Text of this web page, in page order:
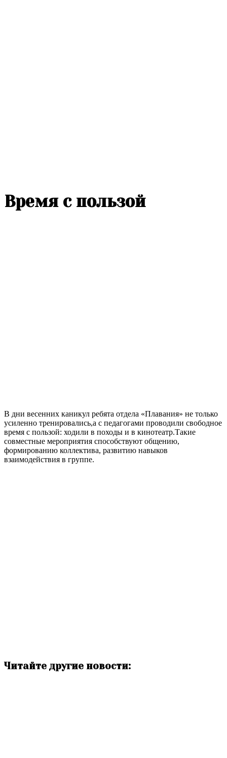
Время с пользой
В дни весенних каникул ребята отдела «Плавания» не только
усиленно тренировались,а с педагогами проводили свободное
время с пользой: ходили в походы и в кинотеатр.Такие
совместные мероприятия способствуют общению,
формированию коллектива, развитию навыков
взаимодействия в группе.
Читайте другие новости: